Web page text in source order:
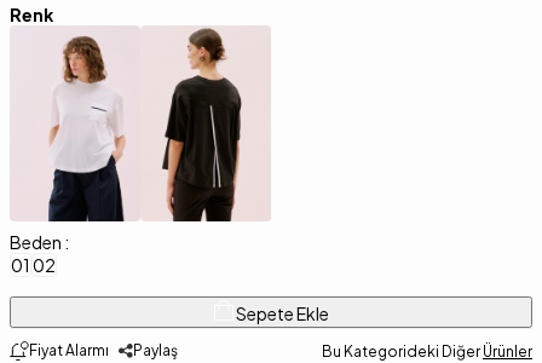
Renk
Beden :
01 02
Sepete Ekle
Fiyat Alarmı Paylaş Bu Kategorideki Diğer Ürünler